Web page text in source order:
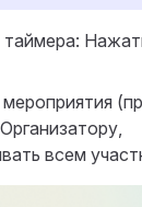
таймера:
всем